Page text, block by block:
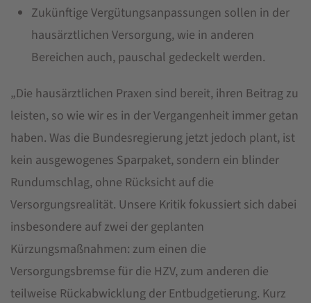
Zukünftige Vergütungsanpassungen sollen in der
hausärztlichen Versorgung, wie in anderen
Bereichen auch, pauschal gedeckelt werden.
„Die hausärztlichen Praxen sind bereit, ihren Beitrag zu
leisten, so wie wir es in der Vergangenheit immer getan
haben. Was die Bundesregierung jetzt jedoch plant, ist
kein ausgewogenes Sparpaket, sondern ein blinder
Rundumschlag, ohne Rücksicht auf die
Versorgungsrealität. Unsere Kritik fokussiert sich dabei
insbesondere auf zwei der geplanten
Kürzungsmaßnahmen: zum einen die
Versorgungsbremse für die HZV, zum anderen die
teilweise Rückabwicklung der Entbudgetierung. Kurz